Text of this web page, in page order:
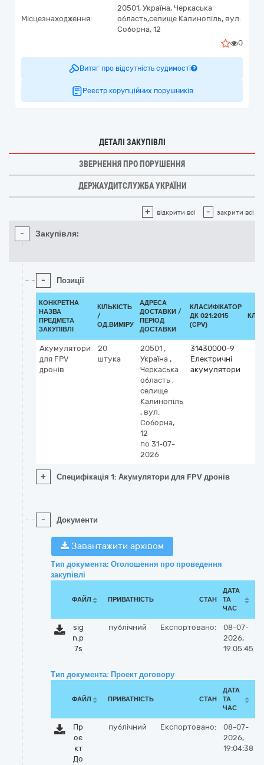
Місцезнаходження:
20501, Україна, Черкаська
область,селище Калинопіль, вул.
Соборна, 12
0
Витяг про відсутність судимості
Реєстр корупційних порушників
ДЕТАЛІ ЗАКУПІВЛІ
ЗВЕРНЕННЯ ПРО ПОРУШЕННЯ
ДЕРЖАУДИТСЛУЖБА УКРАЇНИ
+ відкрити всі - закрити всі
- Закупівля:
- Позиції
КОНКРЕТНА
НАЗВА
ПРЕДМЕТА
ЗАКУПІВЛІ
КІЛЬКІСТЬ
/
ОД.ВИМІРУ
АДРЕСА
ДОСТАВКИ /
ПЕРІОД
ДОСТАВКИ
КЛАСИФІКАТОР
ДК 021:2015
(CPV)
Акумулятори
для FPV
дронів
20
штука
20501 ,
Україна ,
Черкаська
область ,
селище
Калинопіль
, вул.
Соборна,
12
по 31-07-
2026
31430000-9
Електричні
акумулятори
+ Специфікація 1: Акумулятори для FPV дронів
- Документи
Завантажити архівом
Тип документа: Оголошення про проведення
закупівлі
ФАЙЛ ПРИВАТНІСТЬ СТАН
ДАТА
ТА
ЧАС
sig
n.p
7s
публічний Експортовано:
08-07-
2026,
19:05:45
Тип документа: Проект договору
ФАЙЛ ПРИВАТНІСТЬ СТАН
ДАТА
ТА
ЧАС
Пр
оє
кт
До
публічний Експортовано:
08-07-
2026,
19:04:38